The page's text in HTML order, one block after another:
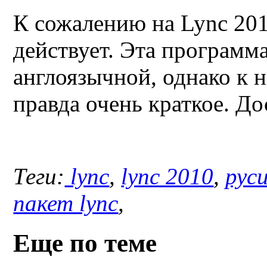
К сожалению на Lync
действует. Эта
англоязычной, однако к
правда очень краткое.
Теги: lync, lync 2010,
пакет lync,
Еще по теме